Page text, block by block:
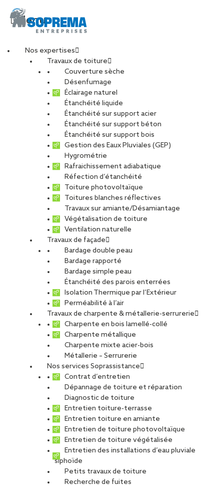
Menu
Nos expertises
Travaux de toiture
Couverture sèche
Désenfumage
Éclairage naturel
Étanchéité liquide
Étanchéité sur support acier
Étanchéité sur support béton
Étanchéité sur support bois
Gestion des Eaux Pluviales (GEP)
Hygrométrie
Rafraichissement adiabatique
Réfection d’étanchéité
Toiture photovoltaïque
Toitures blanches réflectives
Travaux sur amiante/Désamiantage
Végétalisation de toiture
Ventilation naturelle
Travaux de façade
Bardage double peau
Bardage rapporté
Bardage simple peau
Étanchéité des parois enterrées
Isolation Thermique par l’Extérieur
Perméabilité à l’air
Travaux de charpente & métallerie-serrurerie
Charpente en bois lamellé-collé
Charpente métallique
Charpente mixte acier-bois
Métallerie – Serrurerie
Nos services Soprassistance
Contrat d’entretien
Dépannage de toiture et réparation
Diagnostic de toiture
Entretien toiture-terrasse
Entretien toiture en amiante
Entretien de toiture photovoltaïque
Entretien de toiture végétalisée
Entretien des installations d’eau pluviale
siphoïde
Petits travaux de toiture
Recherche de fuites
20251104_130127-
min
PARTAGER
19 novembre 2025